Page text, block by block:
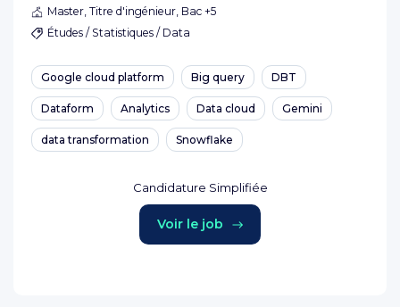
Master, Titre d'ingénieur, Bac +5
Études / Statistiques / Data
Google cloud platform Big query DBT
Dataform Analytics Data cloud Gemini
data transformation Snowflake
Candidature Simplifiée
Voir le job